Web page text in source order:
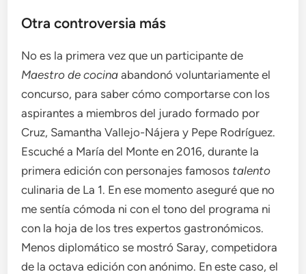
Otra controversia más
No es la primera vez que un participante de
Maestro de cocina abandonó voluntariamente el
concurso, para saber cómo comportarse con los
aspirantes a miembros del jurado formado por
Cruz, Samantha Vallejo-Nájera y Pepe Rodríguez.
Escuché a María del Monte en 2016, durante la
primera edición con personajes famosos talento
culinaria de La 1. En ese momento aseguré que no
me sentía cómoda ni con el tono del programa ni
con la hoja de los tres expertos gastronómicos.
Menos diplomático se mostró Saray, competidora
de la octava edición con anónimo. En este caso, el